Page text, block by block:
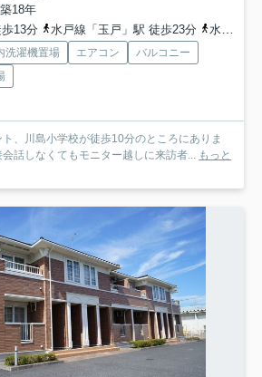
18年
13分
水戸線「玉戸」駅 徒歩23分 水戸線「東結城」駅 徒歩46分
洗濯機置場 エアコン
バルコニー
、川島小学校が徒歩10分のところにありま
話しなくてもモニター越しに来訪者...
もっと